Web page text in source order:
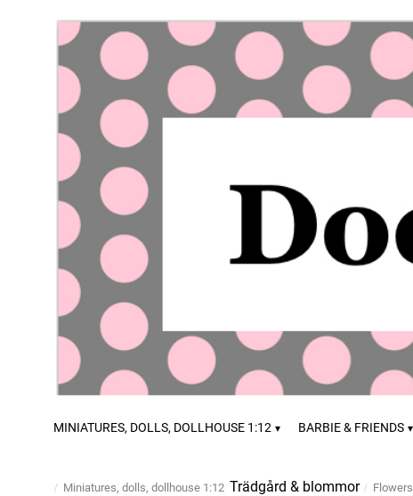
MINIATURES, DOLLS, DOLLHOUSE 1:12 BARBIE & FRIENDS
Miniatures, dolls, dollhouse 1:12 Trädgård & blommor Flowers